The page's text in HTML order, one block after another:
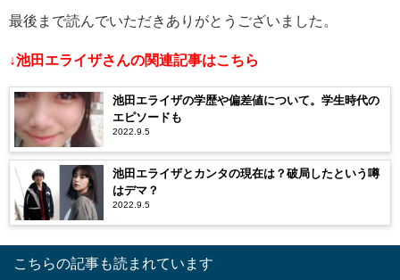
最後まで読んでいただきありがとうございました。
↓池田エライザさんの関連記事はこちら
池田エライザの学歴や偏差値について。学生時代の
エピソードも
2022.9.5
池田エライザとカンタの現在は？破局したという噂
はデマ？
2022.9.5
こちらの記事も読まれています